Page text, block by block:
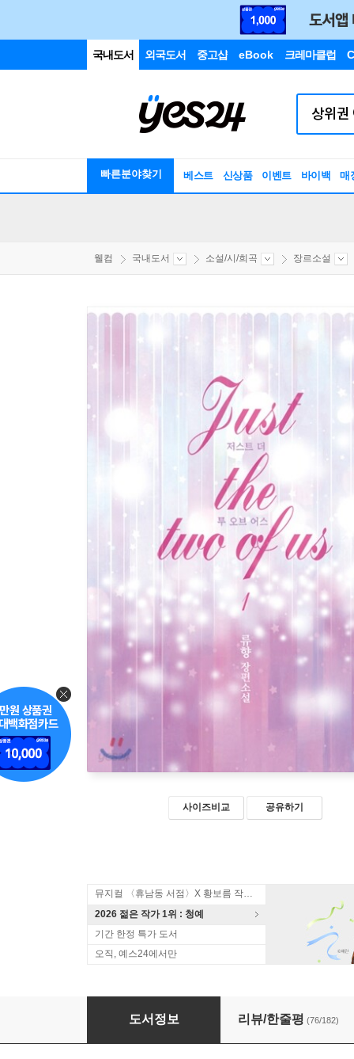
국내도서 외국도서 중고샵 eBook 크레마클럽
빠른분야찾기 베스트 신상품 이벤트 바이백 매
웰컴 국내도서 소설/시/희곡 장르소설
사이즈비교 공유하기
뮤지컬 〈휴남동 서점〉X 황보름 작가 북토크
2026 젊은 작가 1위 : 청예
기간 한정 특가 도서
오직, 예스24에서만
저스트 더 투 오브 어스 Just the two of us 1
도서정보 리뷰/한줄평 (76/182)